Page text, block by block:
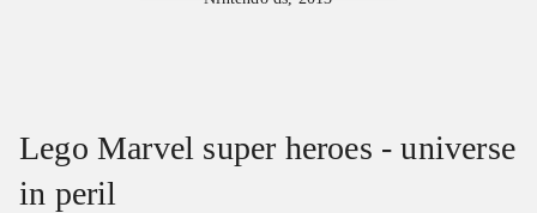
Lego Marvel super heroes - universe
in peril